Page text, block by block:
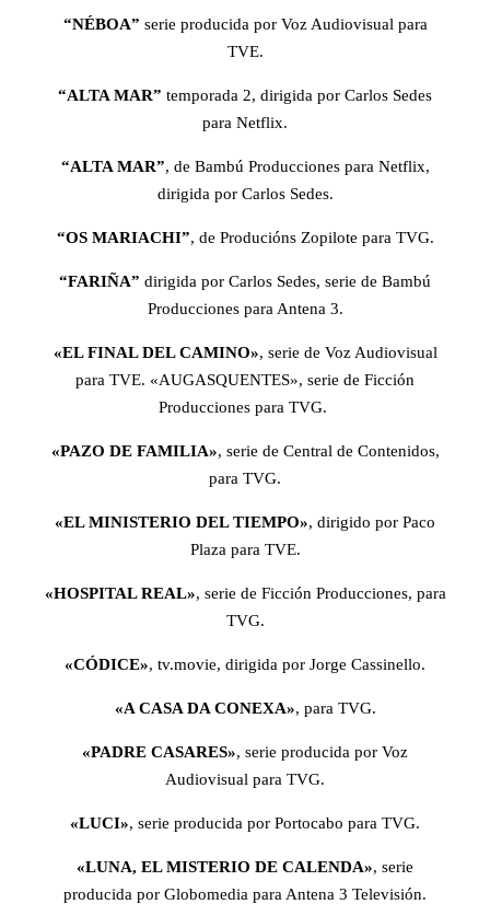
“NÉBOA” serie producida por Voz Audiovisual para
TVE.
“ALTA MAR” temporada 2, dirigida por Carlos Sedes
para Netflix.
“ALTA MAR”, de Bambú Producciones para Netflix,
dirigida por Carlos Sedes.
“OS MARIACHI”, de Producións Zopilote para TVG.
“FARIÑA” dirigida por Carlos Sedes, serie de Bambú
Producciones para Antena 3.
«EL FINAL DEL CAMINO», serie de Voz Audiovisual
para TVE. «AUGASQUENTES», serie de Ficción
Producciones para TVG.
«PAZO DE FAMILIA», serie de Central de Contenidos,
para TVG.
«EL MINISTERIO DEL TIEMPO», dirigido por Paco
Plaza para TVE.
«HOSPITAL REAL», serie de Ficción Producciones, para
TVG.
«CÓDICE», tv.movie, dirigida por Jorge Cassinello.
«A CASA DA CONEXA», para TVG.
«PADRE CASARES», serie producida por Voz
Audiovisual para TVG.
«LUCI», serie producida por Portocabo para TVG.
«LUNA, EL MISTERIO DE CALENDA», serie
producida por Globomedia para Antena 3 Televisión.